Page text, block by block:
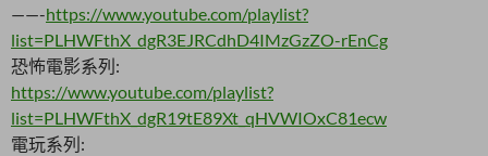
——-https://www.youtube.com/playlist?
list=PLHWFthX_dgR3EJRCdhD4IMzGzZO-rEnCg
恐怖電影系列:
https://www.youtube.com/playlist?
list=PLHWFthX_dgR19tE89Xt_qHVWIOxC81ecw
電玩系列: